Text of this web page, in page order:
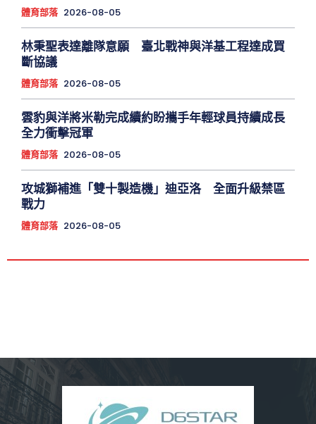
體育部落 2026-08-05
林秉聖表達離隊意願 臺北戰神與洋基工程達成買
斷協議
體育部落 2026-08-05
雲豹與洋將米勒完成續約盼攜手年輕球員持續成長
全力衝擊冠軍
體育部落 2026-08-05
攻城獅補進「雙十製造機」迪亞洛 全面升級禁區
戰力
體育部落 2026-08-05